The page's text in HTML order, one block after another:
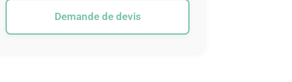
Demande de devis